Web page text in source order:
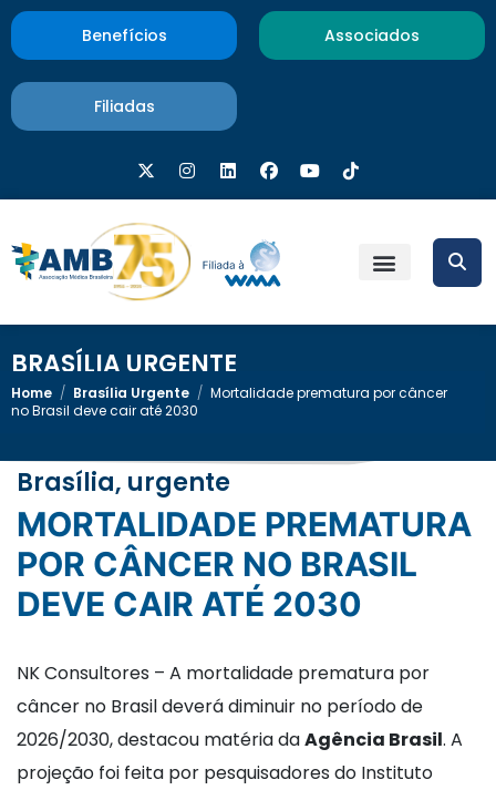
Benefícios Associados
Filiadas
BRASÍLIA URGENTE
Home / Brasília Urgente / Mortalidade prematura por câncer
no Brasil deve cair até 2030
Brasília, urgente
MORTALIDADE PREMATURA
POR CÂNCER NO BRASIL
DEVE CAIR ATÉ 2030
NK Consultores – A mortalidade prematura por
câncer no Brasil deverá diminuir no período de
2026/2030, destacou matéria daAgência Brasil. A
projeção foi feita por pesquisadores do Instituto